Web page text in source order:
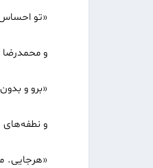
«تو
و محمدرضا
«برو و
و
«هرجایی.